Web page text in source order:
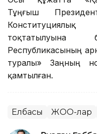
Тұңғыш
тоқтатылуына
Республикасының
туралы» Заңның
қамтылған.
Елбасы ЖОО-лар